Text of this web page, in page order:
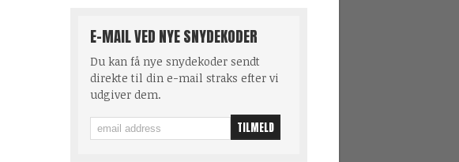
E-MAIL VED NYE SNYDEKODER
Du kan få nye snydekoder sendt
direkte til din e-mail straks efter vi
udgiver dem.